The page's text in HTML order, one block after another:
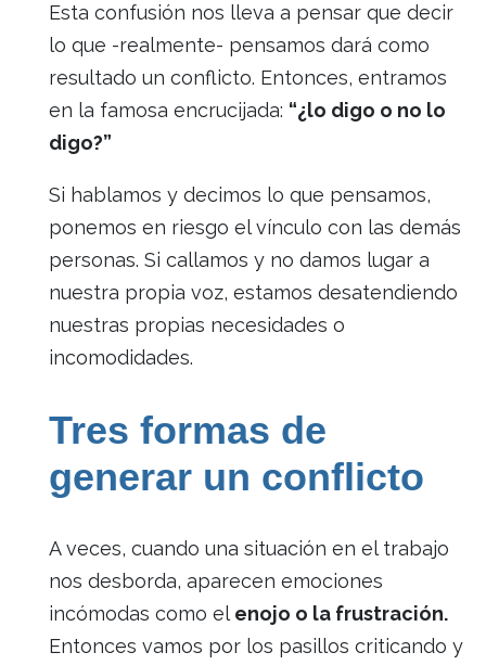
Esta confusión nos lleva a pensar que decir
lo que -realmente- pensamos dará como
resultado un conflicto. Entonces, entramos
en la famosa encrucijada: “¿lo digo o no lo
digo?”
Si hablamos y decimos lo que pensamos,
ponemos en riesgo el vínculo con las demás
personas. Si callamos y no damos lugar a
nuestra propia voz, estamos desatendiendo
nuestras propias necesidades o
incomodidades.
Tres formas de
generar un conflicto
A veces, cuando una situación en el trabajo
nos desborda, aparecen emociones
incómodas como elenojo o la frustración.
Entonces vamos por los pasillos criticando y